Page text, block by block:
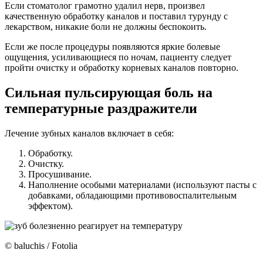
Если стоматолог грамотно удалил нерв, произвел
качественную обработку каналов и поставил турунду с
лекарством, никакие боли не должны беспокоить.
Если же после процедуры появляются яркие болевые
ощущения, усиливающиеся по ночам, пациенту следует
пройти очистку и обработку корневых каналов повторно.
Сильная пульсирующая боль на
температурные раздражители
Лечение зубных каналов включает в себя:
Обработку.
Очистку.
Просушивание.
Наполнение особыми материалами (используют пасты с
добавками, обладающими противовоспалительным
эффектом).
© baluchis / Fotolia